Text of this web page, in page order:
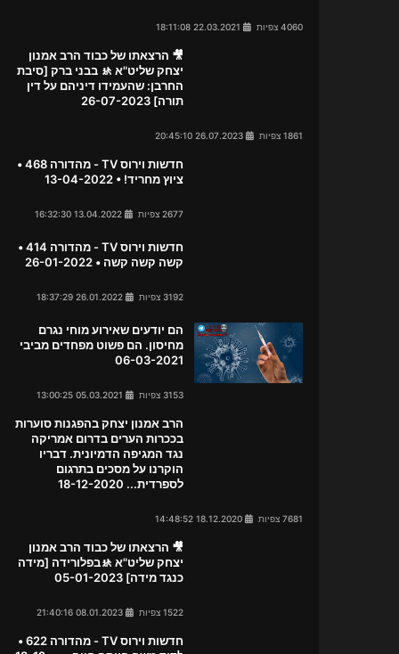
4060 צפיות
🎥 הרצאתו של כבוד הרב אמנון
יצחק שליט"א 🚸 בבני ברק [סיבת
החרבן: שהעמידו דיניהם על דין
תורה] 26-07-2023
1861 צפיות
חדשות וירוס TV - מהדורה 468 •
ציוץ מחריד! • 13-04-2022
2677 צפיות
חדשות וירוס TV - מהדורה 414 •
קשה קשה קשה • 26-01-2022
3192 צפיות
הם יודעים שאירוע מוחי נגרם
מחיסון. הם פשוט מפחדים מביבי
06-03-2021
3153 צפיות
הרב אמנון יצחק בהפגנות סוערות
בככרות הערים בדרום אמריקה
נגד המגיפה הדמיונית. דבריו
הוקרנו על מסכים בתרגום
לספרדית... 18-12-2020
7681 צפיות
🎥 הרצאתו של כבוד הרב אמנון
יצחק שליט"א 🚸בפלורידה [מידה
כנגד מידה] 05-01-2023
1522 צפיות
חדשות וירוס TV - מהדורה 622 •